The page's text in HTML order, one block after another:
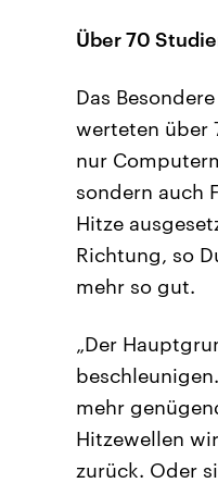
Über 70
Das
werteten über
nur
sondern auch
Hitze
Richtung, so
mehr so gut.
„Der
mehr
Hitzewellen
zurück. Oder